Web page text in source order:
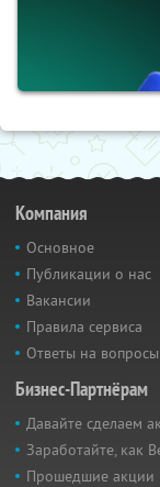
Компания
Основное
Публикации о нас
Вакансии
Правила сервиса
Ответы на вопросы
Бизнес-Партнёрам
Давайте сделаем
Заработайте, как
Прошедшие акции